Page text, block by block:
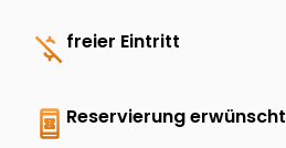
money_off freier Eintritt
book_online Reservierung erwünscht